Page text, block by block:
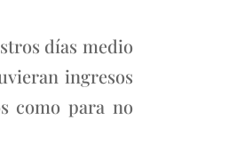
días medio
ingresos
como para no